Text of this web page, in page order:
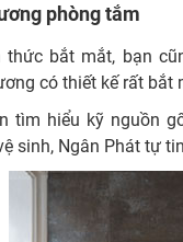
phòng tắm
thức bắt mắt, bạn
có thiết kế rất
tìm hiểu kỹ nguồn
sinh, Ngân Phát tự